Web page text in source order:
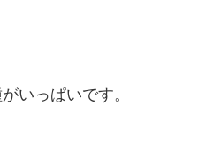
いっぱいです。